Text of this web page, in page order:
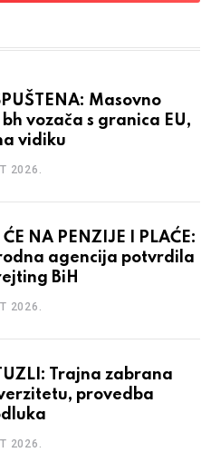
Masovno
vozača s granica EU,
vidiku
2026.
ĆE NA PENZIJE I PLAĆE:
agencija potvrdila
BiH
2026.
Trajna zabrana
provedba
2026.